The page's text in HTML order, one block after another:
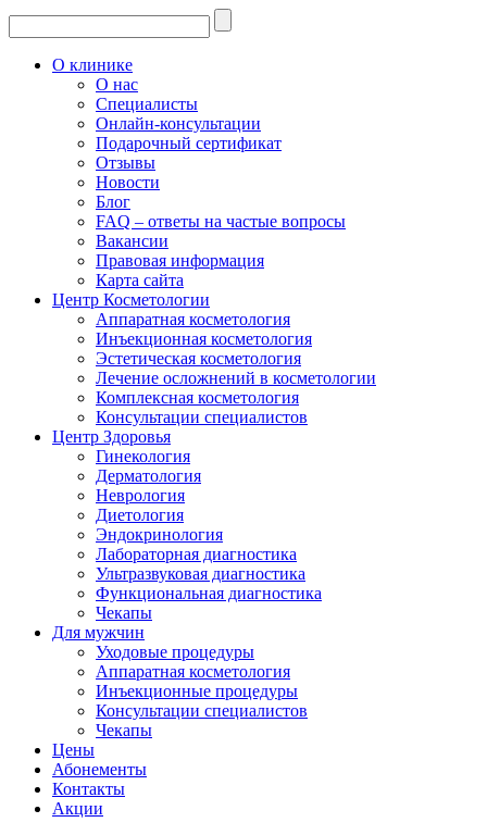
О клинике
О нас
Специалисты
Онлайн-консультации
Подарочный сертификат
Отзывы
Новости
Блог
FAQ – ответы на частые вопросы
Вакансии
Правовая информация
Карта сайта
Центр Косметологии
Аппаратная косметология
Инъекционная косметология
Эстетическая косметология
Лечение осложнений в косметологии
Комплексная косметология
Консультации специалистов
Центр Здоровья
Гинекология
Дерматология
Неврология
Диетология
Эндокринология
Лабораторная диагностика
Ультразвуковая диагностика
Функциональная диагностика
Чекапы
Для мужчин
Уходовые процедуры
Аппаратная косметология
Инъекционные процедуры
Консультации специалистов
Чекапы
Цены
Абонементы
Контакты
Акции